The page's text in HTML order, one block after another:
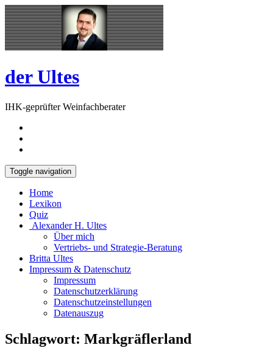
Skip
to
content
Open
Sidebar
der Ultes
IHK-geprüfter Weinfachberater
Toggle navigation
Home
Lexikon
Quiz
Alexander H. Ultes
Über mich
Vertriebs- und Strategie-Beratung
Britta Ultes
Impressum & Datenschutz
Impressum
Datenschutzerklärung
Datenschutzeinstellungen
Datenauszug
Schlagwort: Markgräflerland